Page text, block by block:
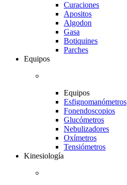
Curaciones
Apositos
Algodon
Gasa
Botiquines
Parches
Equipos
Equipos
Esfignomanómetros
Fonendoscopios
Glucómetros
Nebulizadores
Oxímetros
Tensiómetros
Kinesiología